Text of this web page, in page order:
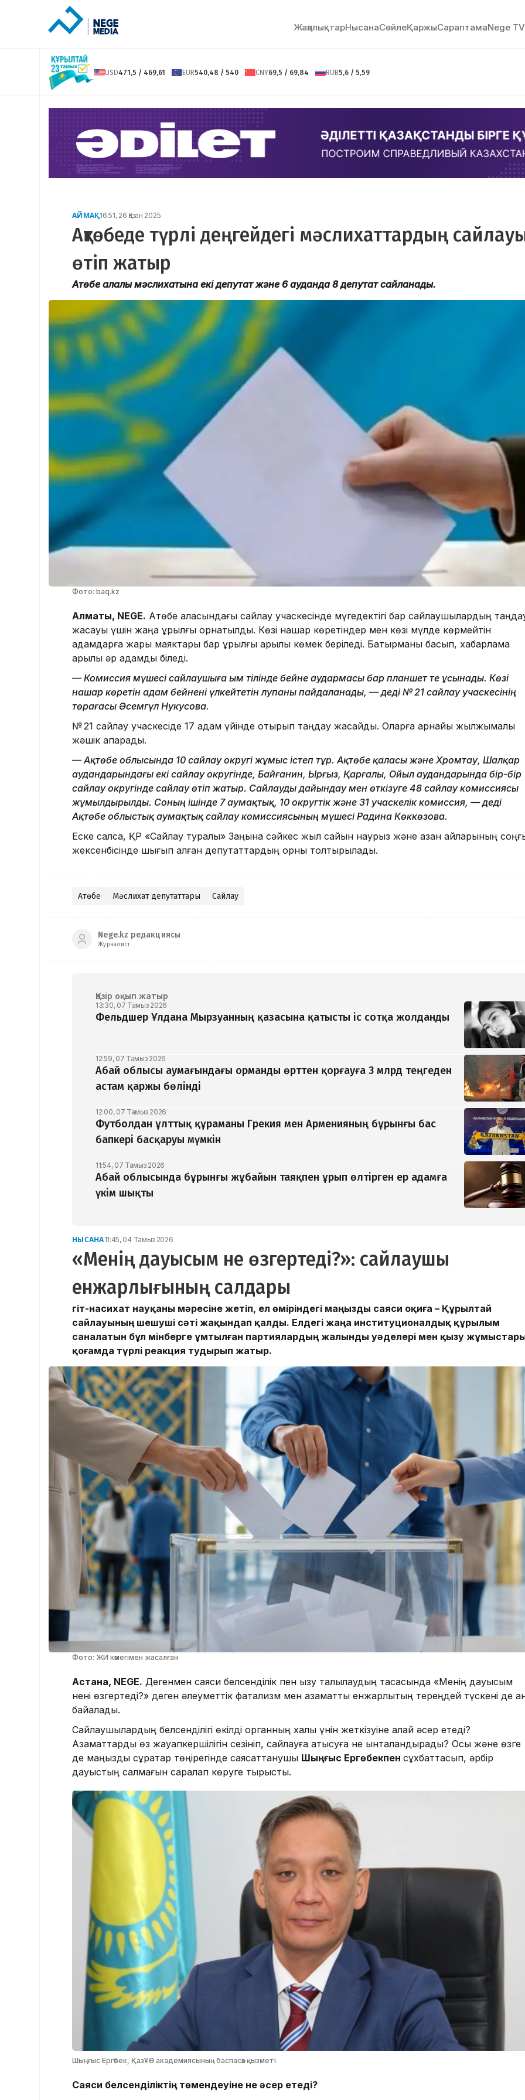
ЖаңалықтарНысанаСөйлeҚаржыСараптамаNege TV
USD471,5 / 469,61 EUR540,48 / 540 CNY69,5 / 69,84 RUB5,6 / 5,59
АЙМАҚ16:51, 26 Қазан 2025
Ақтөбеде түрлі деңгейдегі мәслихаттардың
өтіп жатыр
Ақтөбе қалалық мәслихатына екі депутат және 6 ауданда 8 депутат сайланады.
Фото: baq.kz
Алматы, NEGE. Ақтөбе қаласындағы сайлау учаскесінде мүгедектігі бар сайлаушылардың
жасауы үшін жаңа құрылғы орнатылды. Көзі нашар көретіндер мен көзі мүлде көрмейтін
адамдарға жарық маяктары бар құрылғы арқылы көмек беріледі. Батырманы басып, хабарлама
арқылы әр қадамды біледі.
— Комиссия мүшесі сайлаушыға ым тілінде бейне аудармасы бар планшет те ұсынады. Көзі
нашар көретін адам бейнені үлкейтетін лупаны пайдаланады, — деді № 21 сайлау учаскесінің
төрағасы Әсемгүл Нукусова.
№ 21 сайлау учаскесіде 17 адам үйінде отырып таңдау жасайды. Оларға арнайы жылжымалы
жәшік апарады.
— Ақтөбе облысында 10 сайлау округі жұмыс істеп тұр. Ақтөбе қаласы және Хромтау, Шалқар
аудандарындағы екі сайлау округінде, Байғанин, Ырғыз, Қарғалы, Ойыл аудандарында бір-бір
сайлау округінде сайлау өтіп жатыр. Сайлауды дайындау мен өткізуге 48 сайлау комиссиясы
жұмылдырылды. Соның ішінде 7 аумақтық, 10 округтік және 31 учаскелік комиссия, — деді
Ақтөбе облыстық аумақтық сайлау комиссиясының мүшесі Радина Көккөзова.
Еске салсақ, ҚР «Сайлау туралы» Заңына сәйкес жыл сайын наурыз және қазан айларының
жексенбісінде шығып қалған депутаттардың орны толтырылады.
Ақтөбе Мәслихат депутаттары Сайлау
Nege.kz редакциясы
Журналист
Қазір оқып жатыр
13:30, 07 Тамыз 2026
Фельдшер Ұлдана Мырзуанның қазасына қатысты іс сотқа жолданды
12:59, 07 Тамыз 2026
Абай облысы аумағындағы орманды өрттен қорғауға 3 млрд теңгеден
астам қаржы бөлінді
12:00, 07 Тамыз 2026
Футболдан ұлттық құраманы Грекия мен Арменияның бұрынғы бас
бапкері басқаруы мүмкін
11:54, 07 Тамыз 2026
Абай облысында бұрынғы жұбайын таяқпен ұрып өлтірген ер адамға
үкім шықты
НЫСАНА11:45, 04 Тамыз 2026
«Менің дауысым не өзгертеді?»: сайлаушы
енжарлығының салдары
Үгіт-насихат науқаны мәресіне жетіп, ел өміріндегі маңызды саяси оқиға – Құрылтай
сайлауының шешуші сәті жақындап қалды. Елдегі жаңа институционалдық құрылым
саналатын бұл мінберге ұмтылған партиялардың жалынды уәделері мен қызу
қоғамда түрлі реакция тудырып жатыр.
Фото: ЖИ көмегімен жасалған
Астана, NEGE. Дегенмен саяси белсенділік пен қызу талқылаудың тасасында «Менің дауысым
нені өзгертеді?» деген әлеуметтік фатализм мен азаматтық енжарлықтың тереңдей түскені де
байқалады.
Сайлаушылардың белсенділігі өкілді органның халық үнін жеткізуіне қалай әсер етеді?
Азаматтарды өз жауапкершілігін сезініп, сайлауға қатысуға не ынталандырады? Осы және өзге
де маңызды сұрақтар төңірегінде саясаттанушы Шыңғыс Ергөбекпен сұхбаттасып, әрбір
дауыстың салмағын саралап көруге тырыстық.
Шыңғыс Ергөбек, ҚазҰӨ академиясының баспасөз қызметі
Саяси белсенділіктің төмендеуіне не әсер етеді?